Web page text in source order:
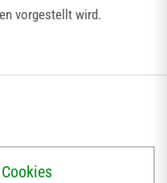
vorgestellt wird.